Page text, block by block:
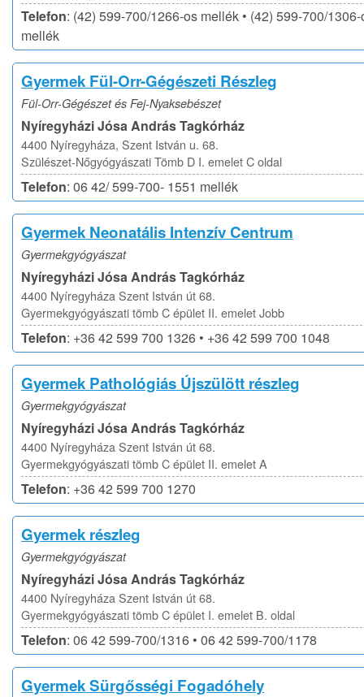
Telefon: (42) 599-700/1266-os mellék • (42) 599-700/
mellék
Gyermek Fül-Orr-Gégészeti Részleg
Fül-Orr-Gégészet és Fej-Nyaksebészet
Nyíregyházi Jósa András Tagkórház
4400 Nyíregyháza, Szent István u. 68.
Szülészet-Nőgyógyászati Tömb D I. emelet C oldal
Telefon: 06 42/ 599-700- 1551 mellék
Gyermek Neonatális Intenzív Centrum
Gyermekgyógyászat
Nyíregyházi Jósa András Tagkórház
4400 Nyíregyháza Szent István út 68.
Gyermekgyógyászati tömb C épület II. emelet Jobb
Telefon: +36 42 599 700 1326 • +36 42 599 700 1048
Gyermek Pathológiás Újszülött részleg
Gyermekgyógyászat
Nyíregyházi Jósa András Tagkórház
4400 Nyíregyháza Szent István út 68.
Gyermekgyógyászati tömb C épület II. emelet A
Telefon: +36 42 599 700 1270
Gyermek részleg
Gyermekgyógyászat
Nyíregyházi Jósa András Tagkórház
4400 Nyíregyháza Szent István út 68.
Gyermekgyógyászati tömb C épület I. emelet B. oldal
Telefon: 06 42 599-700/1316 • 06 42 599-700/1178
Gyermek Sürgősségi Fogadóhely